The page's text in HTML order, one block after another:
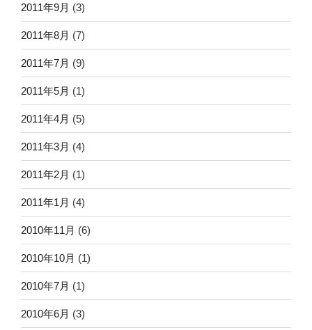
2011年9月 (3)
2011年8月 (7)
2011年7月 (9)
2011年5月 (1)
2011年4月 (5)
2011年3月 (4)
2011年2月 (1)
2011年1月 (4)
2010年11月 (6)
2010年10月 (1)
2010年7月 (1)
2010年6月 (3)